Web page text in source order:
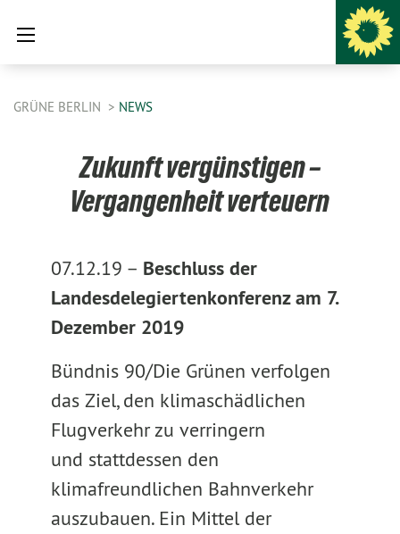
GRÜNE BERLIN NEWS
Zukunft vergünstigen –
Vergangenheit verteuern
07.12.19 – Beschluss der
Landesdelegiertenkonferenz am 7.
Dezember 2019
Bündnis 90/Die Grünen verfolgen
das Ziel, den klimaschädlichen
Flugverkehr zu verringern
und stattdessen den
klimafreundlichen Bahnverkehr
auszubauen. Ein Mittel der